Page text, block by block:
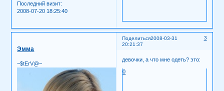
Последний визит:
2008-07-20 18:25:40
Поделиться 3
2008-03-31
20:21:37
Эмма
~$tErV@~
девочки, а что мне одеть? это:
0